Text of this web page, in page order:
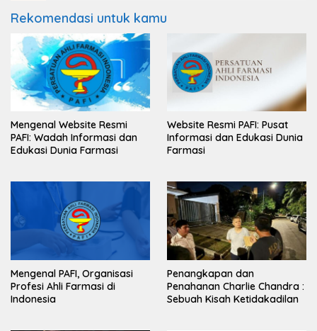
Rekomendasi untuk kamu
Mengenal Website Resmi
PAFI: Wadah Informasi dan
Edukasi Dunia Farmasi
Website Resmi PAFI: Pusat
Informasi dan Edukasi Dunia
Farmasi
Mengenal PAFI, Organisasi
Profesi Ahli Farmasi di
Indonesia
Penangkapan dan
Penahanan Charlie Chandra :
Sebuah Kisah Ketidakadilan